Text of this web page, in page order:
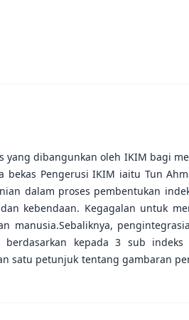
dibangunkan oleh IKIM bagi
Pengerusi IKIM iaitu Tun
dalam proses pembentukan
kebendaan. Kegagalan untuk
manusia.Sebaliknya,
kepada 3 sub
satu petunjuk tentang gambaran